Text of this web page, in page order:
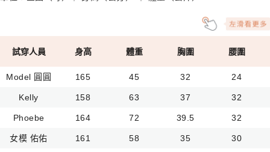
試穿人員 身高 體重 胸圍 腰圍
Model 圓圓 165 45 32 24
Kelly 158 63 37 32
Phoebe 164 72 39.5 32
女模 佑佑 161 58 35 30